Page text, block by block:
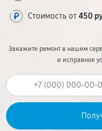
Стоимость от 450
Закажите ремонт в нашем
и исправное